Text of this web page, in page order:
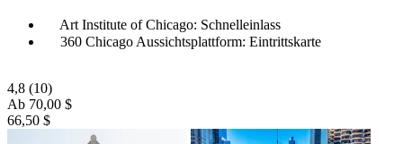
Art Institute of Chicago: Schnelleinlass
360 Chicago Aussichtsplattform: Eintrittskarte
4,8 (10)
Ab 70,00 $
66,50 $